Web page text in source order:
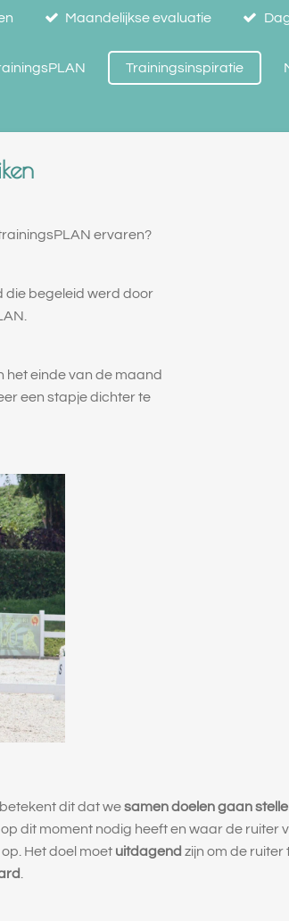
Maandelijkse evaluatie
Trainingsinspiratie
ervaren?
die begeleid werd door
het einde van de maand
een stapje dichter te
dit dat wesamen doelen gaan
dit moment nodig heeft en waar de ruiter
op. Het doel moet uitdagend zijn om de ruiter